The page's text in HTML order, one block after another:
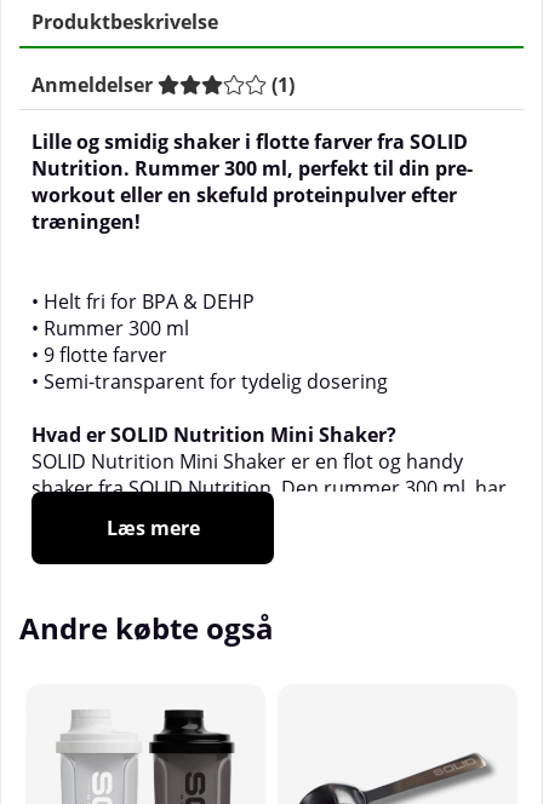
Produktbeskrivelse
Anmeldelser (1)
Lille og smidig shaker i flotte farver fra SOLID
Nutrition. Rummer 300 ml, perfekt til din pre-
workout eller en skefuld proteinpulver efter
træningen!
• Helt fri for BPA & DEHP
• Rummer 300 ml
• 9 flotte farver
• Semi-transparent for tydelig dosering
Hvad er SOLID Nutrition Mini Shaker?
SOLID Nutrition Mini Shaker er en flot og handy
shaker fra SOLID Nutrition. Den rummer 300 ml, har
SOLID Nutrition-logoet på siderne og låget, og har et
filter, der modvirker klumper. Filteret er aftageligt og
derfor utroligt nemt at rengøre. Shakeren tåler også
Hvornår skal man bruge SOLID Nutrition Mini
blande alle typer af drikke. Med sin kapacitet på 300
ml er den lige så perfekt til din pre-workout som til
en shake med en skefuld proteinpulver. Den
Læs mere
Andre købte også